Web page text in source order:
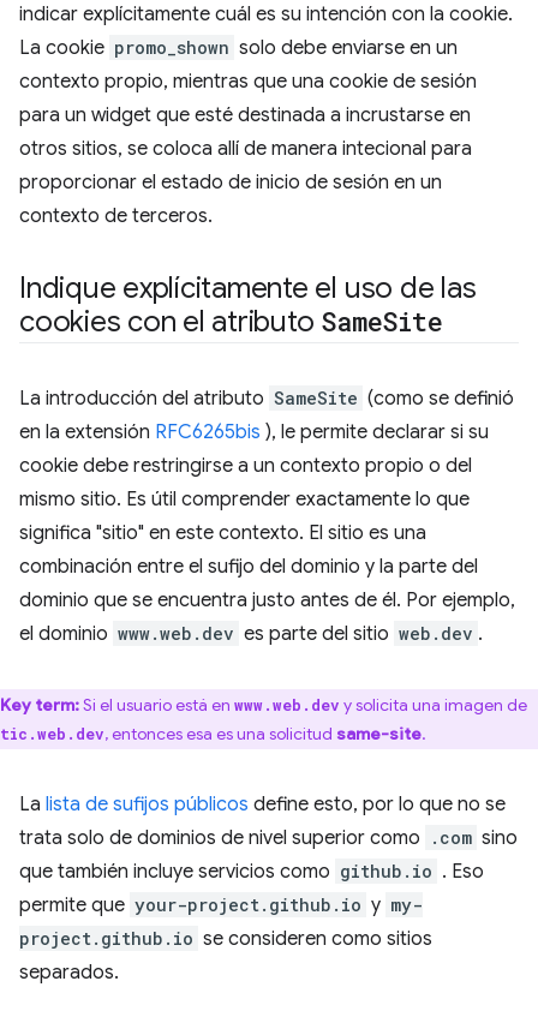
indicar explícitamente cuál es su intención con la cookie.
La cookie promo_shown solo debe enviarse en un
contexto propio, mientras que una cookie de sesión
para un widget que esté destinada a incrustarse en
otros sitios, se coloca allí de manera intecional para
proporcionar el estado de inicio de sesión en un
contexto de terceros.
Indique explícitamente el uso de las
cookies con el atributo SameSite
La introducción del atributo SameSite (como se definió
en la extensión RFC6265bis ), le permite declarar si su
cookie debe restringirse a un contexto propio o del
mismo sitio. Es útil comprender exactamente lo que
significa "sitio" en este contexto. El sitio es una
combinación entre el sufijo del dominio y la parte del
dominio que se encuentra justo antes de él. Por ejemplo,
el dominio www.web.dev es parte del sitio web.dev .
Key term:Si el usuario está en www.web.dev y solicita una imagen de
, entonces esa es una solicitud same-site.
La lista de sufijos públicos define esto, por lo que no se
trata solo de dominios de nivel superior como
.com sino
que también incluye servicios como github.io . Eso
permite que your-project.github.io y my-
project.github.io se consideren como sitios
separados.